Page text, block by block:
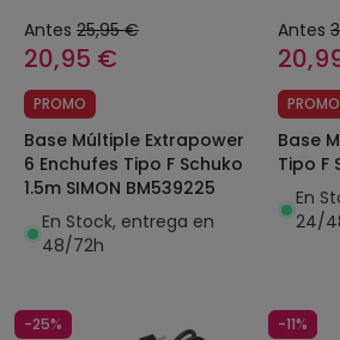
Antes 25,95 €
20,95 €
PROMO
Base Múltiple Extrapower
6 Enchufes Tipo F Schuko
1.5m SIMON BM539225
En Stock, entrega en
48/72h
Antes
PROMO
Base
Tipo F
En
24/
-25% -11%